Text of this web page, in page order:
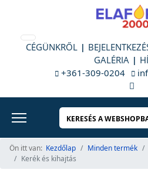
CÉGÜNKRŐL
GALÉRIA
+361-309-0204
Ön itt van: Kezdőlap Minden termék
Kerék és kihajtás